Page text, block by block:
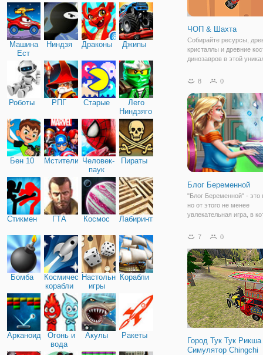
Машина
Ест
Машину
Ниндзя Драконы Джипы
Роботы РПГ Старые
Лего
Ниндзяго
Бен 10 Мстители Человек-
паук
Пираты
Стикмен ГТА Космос Лабиринты
Бомба
Космические
корабли
Настольные
игры
Корабли
Арканоид
Огонь и
вода
Акулы Ракеты
ЧОП & Шахта
Собирайте ресурсы,
кристаллы и древние
динозавров в этой
дровосеки рубят лес,
ресурсы уходят в
вырезать путь для
8 0
Блог Беременной
"Блог Беременной" - это
но от этого не менее
увлекательная игра, в
совершить покупки
заработать. Игра
собой онлайн
7 0
Город Тук Тук Рикша
Симулятор Chingchi